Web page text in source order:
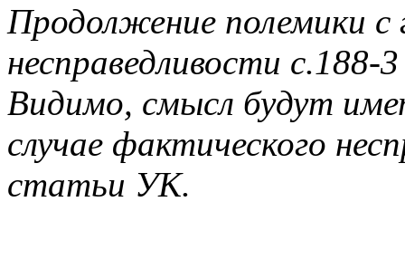
Продолжение полемики с
несправедливости с.188-
Видимо, смысл будут
случае фактического
статьи УК.